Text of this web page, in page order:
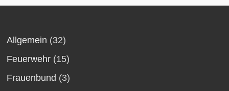
Allgemein (32)
Feuerwehr (15)
Frauenbund (3)